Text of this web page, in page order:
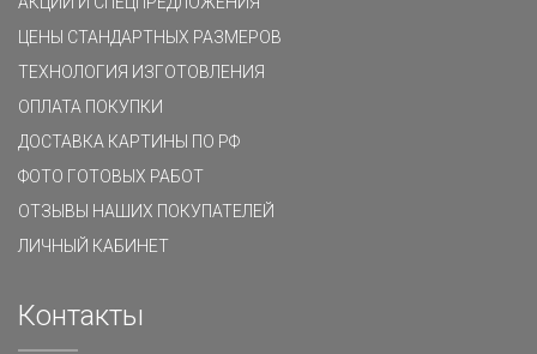
ЦЕНЫ СТАНДАРТНЫХ РАЗМЕРОВ
ТЕХНОЛОГИЯ ИЗГОТОВЛЕНИЯ
ОПЛАТА ПОКУПКИ
ДОСТАВКА КАРТИНЫ ПО РФ
ФОТО ГОТОВЫХ РАБОТ
ОТЗЫВЫ НАШИХ ПОКУПАТЕЛЕЙ
ЛИЧНЫЙ КАБИНЕТ
Контакты